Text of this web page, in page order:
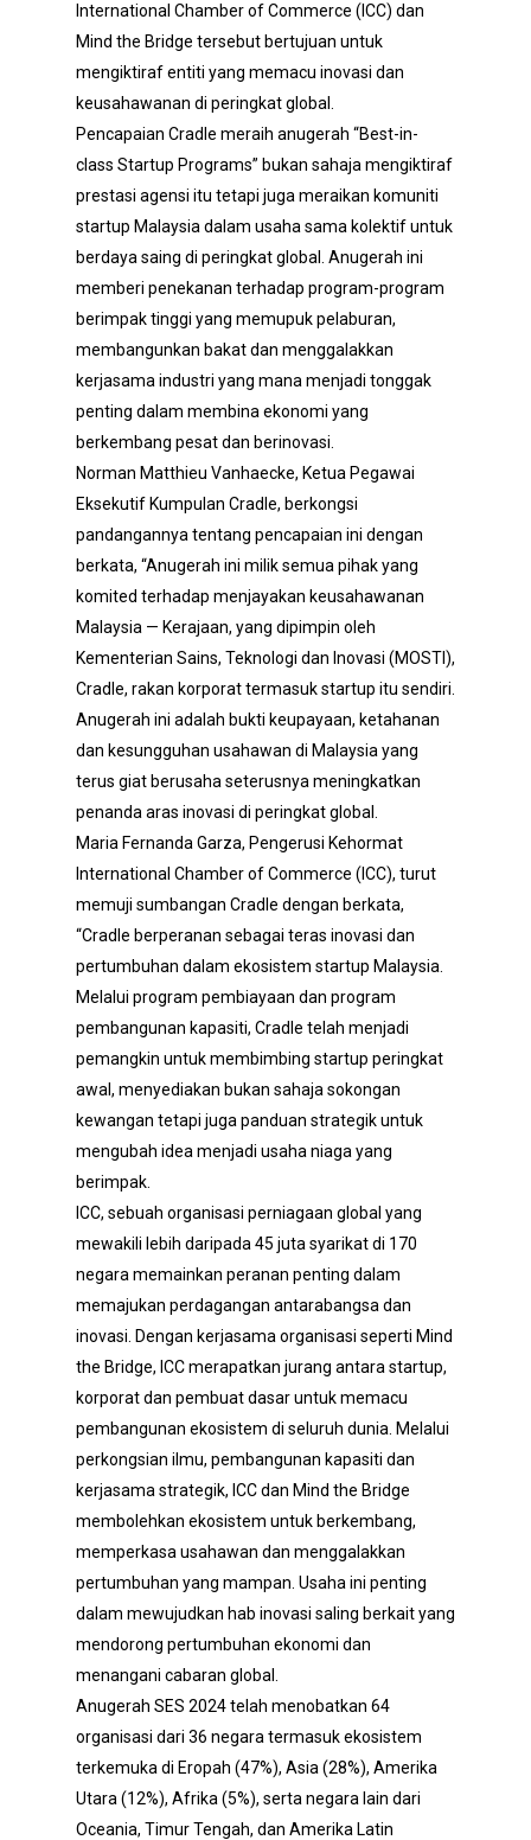
International Chamber of Commerce (ICC) dan
Mind the Bridge tersebut bertujuan untuk
mengiktiraf entiti yang memacu inovasi dan
keusahawanan di peringkat global.
Pencapaian Cradle meraih anugerah “Best-in-
class Startup Programs” bukan sahaja mengiktiraf
prestasi agensi itu tetapi juga meraikan komuniti
startup Malaysia dalam usaha sama kolektif untuk
berdaya saing di peringkat global. Anugerah ini
memberi penekanan terhadap program-program
berimpak tinggi yang memupuk pelaburan,
membangunkan bakat dan menggalakkan
kerjasama industri yang mana menjadi tonggak
penting dalam membina ekonomi yang
berkembang pesat dan berinovasi.
Norman Matthieu Vanhaecke, Ketua Pegawai
Eksekutif Kumpulan Cradle, berkongsi
pandangannya tentang pencapaian ini dengan
berkata, “Anugerah ini milik semua pihak yang
komited terhadap menjayakan keusahawanan
Malaysia — Kerajaan, yang dipimpin oleh
Kementerian Sains, Teknologi dan Inovasi (MOSTI),
Cradle, rakan korporat termasuk startup itu sendiri.
Anugerah ini adalah bukti keupayaan, ketahanan
dan kesungguhan usahawan di Malaysia yang
terus giat berusaha seterusnya meningkatkan
penanda aras inovasi di peringkat global.
Maria Fernanda Garza, Pengerusi Kehormat
International Chamber of Commerce (ICC), turut
memuji sumbangan Cradle dengan berkata,
“Cradle berperanan sebagai teras inovasi dan
pertumbuhan dalam ekosistem startup Malaysia.
Melalui program pembiayaan dan program
pembangunan kapasiti, Cradle telah menjadi
pemangkin untuk membimbing startup peringkat
awal, menyediakan bukan sahaja sokongan
kewangan tetapi juga panduan strategik untuk
mengubah idea menjadi usaha niaga yang
berimpak.
ICC, sebuah organisasi perniagaan global yang
mewakili lebih daripada 45 juta syarikat di 170
negara memainkan peranan penting dalam
memajukan perdagangan antarabangsa dan
inovasi. Dengan kerjasama organisasi seperti Mind
the Bridge, ICC merapatkan jurang antara startup,
korporat dan pembuat dasar untuk memacu
pembangunan ekosistem di seluruh dunia. Melalui
perkongsian ilmu, pembangunan kapasiti dan
kerjasama strategik, ICC dan Mind the Bridge
membolehkan ekosistem untuk berkembang,
memperkasa usahawan dan menggalakkan
pertumbuhan yang mampan. Usaha ini penting
dalam mewujudkan hab inovasi saling berkait yang
mendorong pertumbuhan ekonomi dan
menangani cabaran global.
Anugerah SES 2024 telah menobatkan 64
organisasi dari 36 negara termasuk ekosistem
terkemuka di Eropah (47%), Asia (28%), Amerika
Utara (12%), Afrika (5%), serta negara lain dari
Oceania, Timur Tengah, dan Amerika Latin